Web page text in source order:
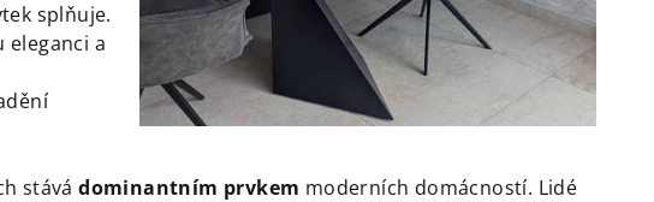
splňuje.
a
stávádominantním prvkem moderních domácností. Lidé